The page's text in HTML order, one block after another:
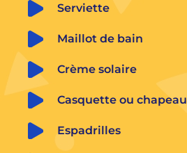
Serviette
Maillot de bain
Crème solaire
Casquette ou chapeau
Espadrilles